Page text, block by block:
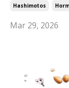
Hashimotos
Mar 29, 2026